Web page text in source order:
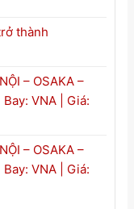
thành
– OSAKA –
VNA | Giá:
– OSAKA –
VNA | Giá: